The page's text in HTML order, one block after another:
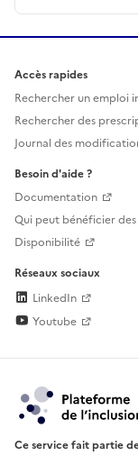
Accès rapides
Rechercher un emploi
Rechercher des
Journal des
Besoin d'aide ?
Documentation
Qui peut bénéficier
Disponibilité
Réseaux sociaux
LinkedIn
Youtube
Ce service fait partie